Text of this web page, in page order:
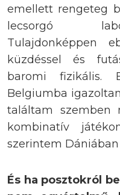
emellett rengeteg
lecsorgó
Tulajdonképpen
küzdéssel és
baromi fizikális.
Belgiumba
találtam szemben
kombinatív
szerintem
És ha posztokról